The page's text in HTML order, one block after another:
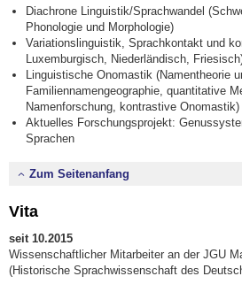
Diachrone Linguistik/Sprachwandel
Phonologie und Morphologie)
Variationslinguistik, Sprachkontakt und
Luxemburgisch, Niederländisch,
Linguistische Onomastik (Namentheorie
Familiennamengeographie, quantitative
Namenforschung, kontrastive Onomastik)
Aktuelles Forschungsprojekt:
Sprachen
Zum Seitenanfang
Vita
seit 10.2015
Wissenschaftlicher Mitarbeiter an der JGU
(Historische Sprachwissenschaft des